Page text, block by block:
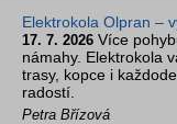
Elektrokola Olpran –
17. 7. 2026 Více
námahy. Elektrokola
trasy, kopce i
radostí.
Petra Břízová